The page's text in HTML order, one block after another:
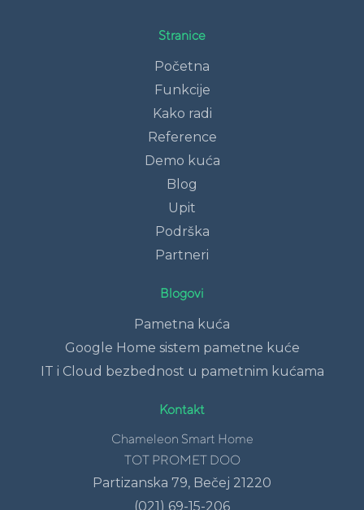
Stranice
Početna
Funkcije
Kako radi
Reference
Demo kuća
Blog
Upit
Podrška
Partneri
Blogovi
Pametna kuća
Google Home sistem pametne kuće
IT i Cloud bezbednost u pametnim kućama
Kontakt
Chameleon Smart Home
TOT PROMET DOO
Partizanska 79, Bečej 21220
(021) 69-15-206